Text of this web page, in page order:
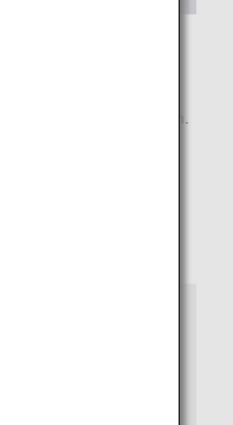
Sie zusätzliche
bezahlen können.
Reisezielen beträgt
Flugbuchung online